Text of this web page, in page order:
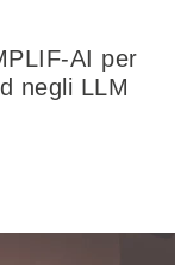
AI per
negli LLM